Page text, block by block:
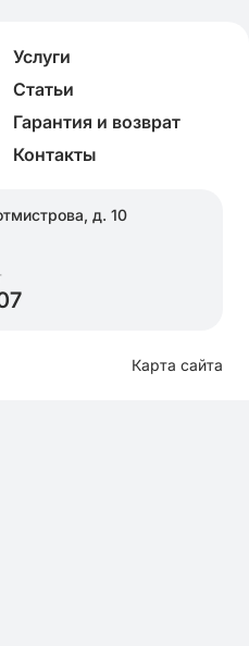
Услуги
Статьи
Гарантия и возврат
Контакты
д. 10
Карта сайта